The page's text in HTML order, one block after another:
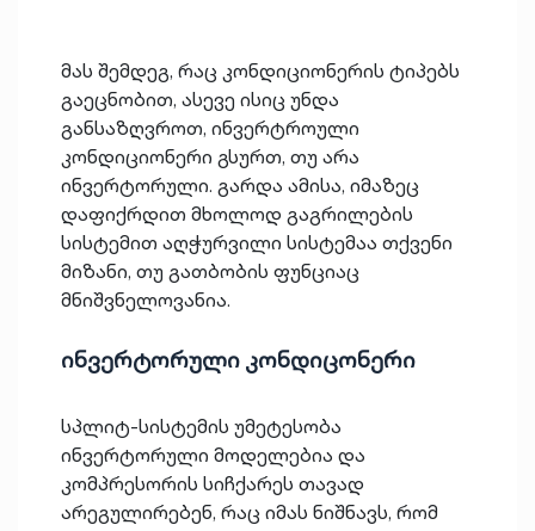
მას შემდეგ, რაც კონდიციონერის ტიპებს
გაეცნობით, ასევე ისიც უნდა
განსაზღვროთ, ინვერტროული
კონდიციონერი გსურთ, თუ არა
ინვერტორული. გარდა ამისა, იმაზეც
დაფიქრდით მხოლოდ გაგრილების
სისტემით აღჭურვილი სისტემაა თქვენი
მიზანი, თუ გათბობის ფუნციაც
მნიშვნელოვანია.
ინვერტორული კონდიცონერი
სპლიტ-სისტემის უმეტესობა
ინვერტორული მოდელებია და
კომპრესორის სიჩქარეს თავად
არეგულირებენ, რაც იმას ნიშნავს, რომ